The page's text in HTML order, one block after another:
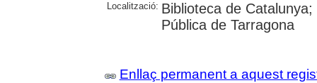
Localització: Biblioteca de
Pública de Tarragona
Enllaç permanent a aquest